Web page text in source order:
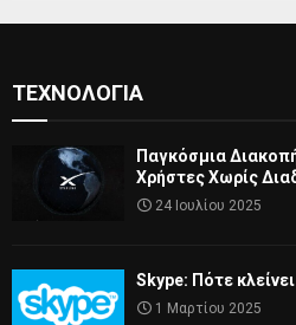
ΤΕΧΝΟΛΟΓΊΑ
Παγκόσμια
Χρήστες Χωρίς
24 Ιουλίου 2025
Skype: Πότε
1 Μαρτίου 2025